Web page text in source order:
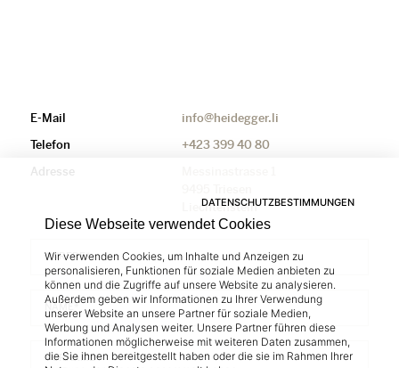
E-Mail
info@heidegger.li
Telefon
+423 399 40 80
Adresse
Liechtenstein
ANREDE*
NAME*
VORNAME*
DATENSCHUTZBESTIMMUNGEN
Diese Webseite verwendet Cookies
Wir verwenden Cookies, um Inhalte und Anzeigen zu
personalisieren, Funktionen für soziale Medien anbieten zu
können und die Zugriffe auf unsere Website zu analysieren.
Außerdem geben wir Informationen zu Ihrer Verwendung
unserer Website an unsere Partner für soziale Medien,
Werbung und Analysen weiter. Unsere Partner führen diese
Informationen möglicherweise mit weiteren Daten zusammen,
die Sie ihnen bereitgestellt haben oder die sie im Rahmen Ihrer